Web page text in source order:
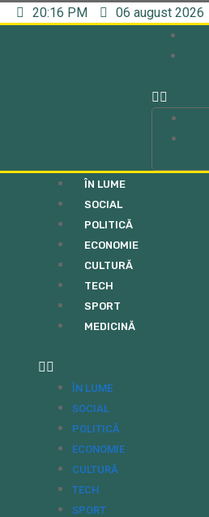
20:16 PM 06 august 2026
ÎN LUME
SOCIAL
POLITICĂ
ECONOMIE
CULTURĂ
TECH
SPORT
MEDICINĂ
ÎN LUME
SOCIAL
POLITICĂ
ECONOMIE
CULTURĂ
TECH
SPORT